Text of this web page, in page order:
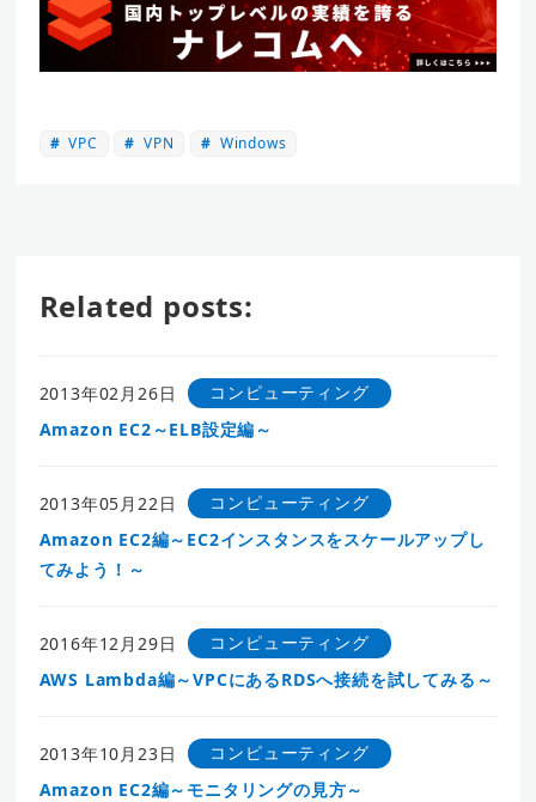
VPC VPN Windows
Related posts:
2013年02月26日
コンピューティング
Amazon EC2～ELB設定編～
2013年05月22日
コンピューティング
Amazon EC2編～EC2インスタンスをスケールアップし
てみよう！～
2016年12月29日
コンピューティング
AWS Lambda編～VPCにあるRDSへ接続を試してみる～
2013年10月23日
コンピューティング
Amazon EC2編～モニタリングの見方～